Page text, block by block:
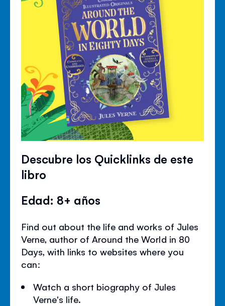
Descubre los Quicklinks de este
libro
Edad: 8+ años
Find out about the life and works of Jules
Verne, author of Around the World in 80
Days, with links to websites where you
can:
Watch a short biography of Jules
Verne's life.